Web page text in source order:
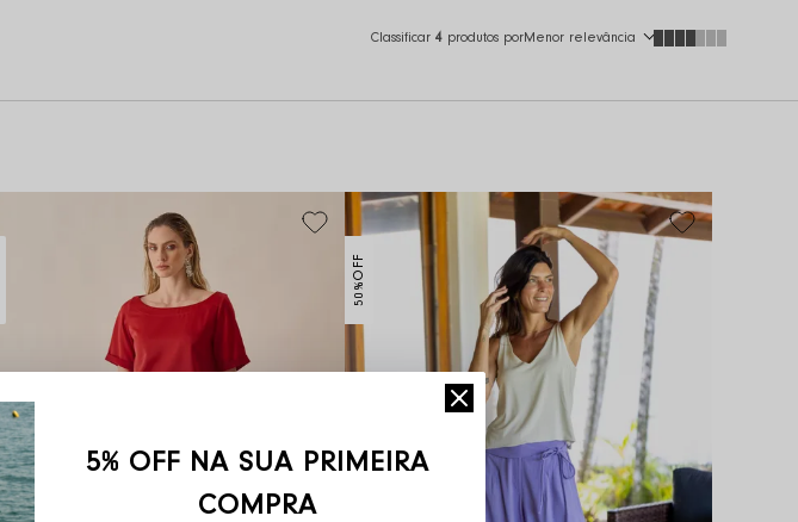
Classificar 4 produtos porMenor relevância
50%
OFF
5% OFF NA SUA PRIMEIRA
COMPRA